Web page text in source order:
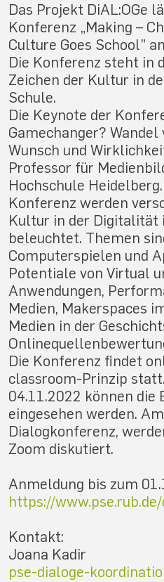
Das Projekt DiAL:OGe
Konferenz „Making –
Culture Goes School”
Die Konferenz steht in
Zeichen der Kultur in
Schule.
Die Keynote der
Gamechanger?
Wunsch und
Professor für
Hochschule
Konferenz werden
Kultur in der Digitalität
beleuchtet. Themen
Computerspielen und
Potentiale von Virtual
Anwendungen,
Medien, Makerspaces
Medien in der
Die Konferenz findet
classroom-Prinzip
04.11.2022 können die
eingesehen werden.
Dialogkonferenz,
Zoom diskutiert.
Anmeldung bis zum
https://
Kontakt:
Joana Kadir
pse-dialoge-